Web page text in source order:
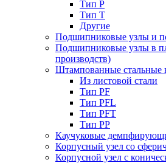
Тип P
Тип T
Другие
Подшипниковые узлы и
Подшипниковые узлы в
производств)
Штампованные стальные
Из листовой стали
Тип PF
Тип PFL
Тип PFT
Тип PP
Каучуковые
Корпусный узел со
Корпусной узел с